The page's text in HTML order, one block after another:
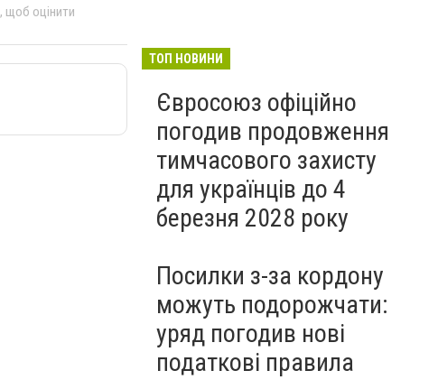
, щоб оцінити
ТОП НОВИНИ
Євросоюз офіційно
погодив продовження
тимчасового захисту
для українців до 4
березня 2028 року
Посилки з-за кордону
можуть подорожчати:
уряд погодив нові
податкові правила